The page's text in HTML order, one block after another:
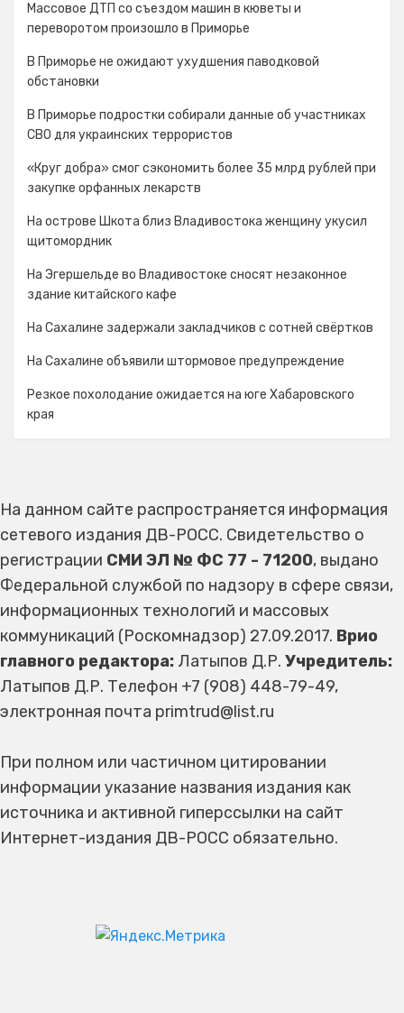
Массовое ДТП со съездом машин в кюветы и
переворотом произошло в Приморье
В Приморье не ожидают ухудшения паводковой
обстановки
В Приморье подростки собирали данные об участниках
СВО для украинских террористов
«Круг добра» смог сэкономить более 35 млрд рублей при
закупке орфанных лекарств
На острове Шкота близ Владивостока женщину укусил
щитомордник
На Эгершельде во Владивостоке сносят незаконное
здание китайского кафе
На Сахалине задержали закладчиков с сотней свёртков
На Сахалине объявили штормовое предупреждение
Резкое похолодание ожидается на юге Хабаровского
края
На данном сайте распространяется информация
сетевого издания ДВ-РОСС. Свидетельство о
регистрации СМИ ЭЛ № ФС 77 - 71200, выдано
Федеральной службой по надзору в сфере связи,
информационных технологий и массовых
коммуникаций (Роскомнадзор) 27.09.2017. Врио
главного редактора: Латыпов Д.Р. Учредитель:
Латыпов Д.Р. Телефон +7 (908) 448-79-49,
электронная почта primtrud@list.ru
При полном или частичном цитировании
информации указание названия издания как
источника и активной гиперссылки на сайт
Интернет-издания ДВ-РОСС обязательно.